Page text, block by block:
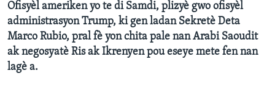
Ofisyèl ameriken yo te di Samdi, plizyè gwo ofisyèl
administrasyon Trump, ki gen ladan Sekretè Deta
Marco Rubio, pral fè yon chita pale nan Arabi Saoudit
ak negosyatè Ris ak Ikrenyen pou eseye mete fen nan
lagè a.